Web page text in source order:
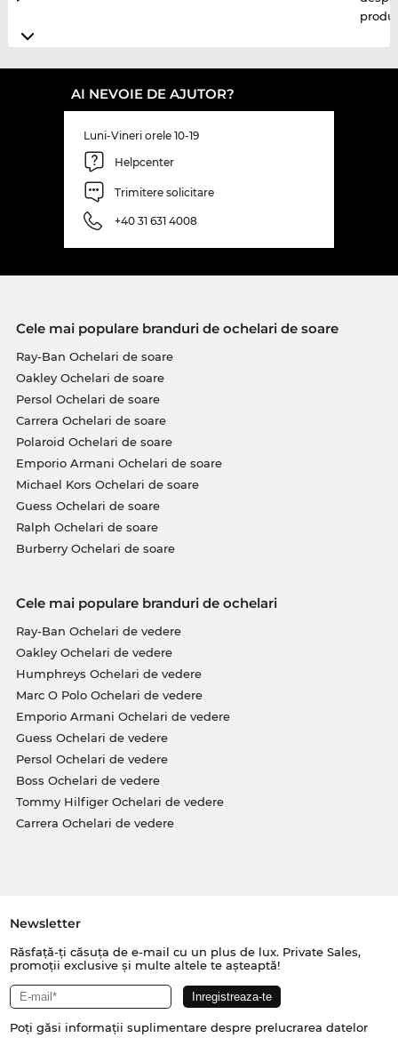
AI NEVOIE DE AJUTOR?
Luni-Vineri orele 10-19
Helpcenter
Trimitere solicitare
+40 31 631 4008
Cele mai populare branduri de ochelari de soare
Ray-Ban Ochelari de soare
Oakley Ochelari de soare
Persol Ochelari de soare
Carrera Ochelari de soare
Polaroid Ochelari de soare
Emporio Armani Ochelari de soare
Michael Kors Ochelari de soare
Guess Ochelari de soare
Ralph Ochelari de soare
Burberry Ochelari de soare
Cele mai populare branduri de ochelari
Ray-Ban Ochelari de vedere
Oakley Ochelari de vedere
Humphreys Ochelari de vedere
Marc O Polo Ochelari de vedere
Emporio Armani Ochelari de vedere
Guess Ochelari de vedere
Persol Ochelari de vedere
Boss Ochelari de vedere
Tommy Hilfiger Ochelari de vedere
Carrera Ochelari de vedere
Newsletter
Răsfață-ți căsuța de e-mail cu un plus de lux. Private Sales,
promoții exclusive și multe altele te așteaptă!
Poți găsi informații suplimentare despre prelucrarea datelor